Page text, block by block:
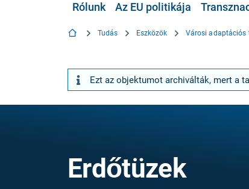
Rólunk Az EU politikája
Tudás Eszközök Városi adaptációs
Ezt az objektumot archiválták, mert a
Erdőtüzek